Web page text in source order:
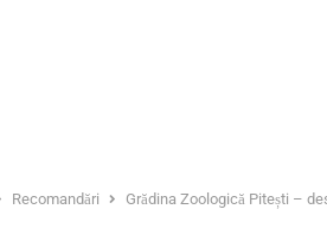
Recomandări Grădina Zoologică Pitești –